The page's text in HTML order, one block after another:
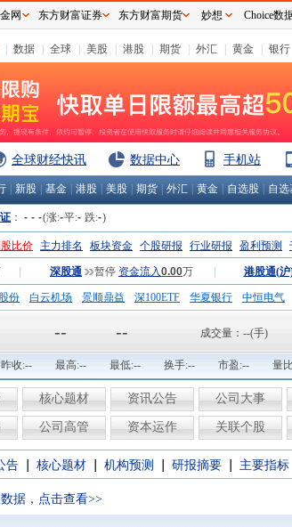
数据 全球 美股 港股 期货 外汇 黄金 银行
全球财经快讯 数据中心 手机站
新股 基金 港股 美股 期货 外汇 黄金 自选股 自选
： - - -(涨:-平:- 跌:-)
比价 主力排名 板块资金 个股研报 行业研报 盈利预测
深股通 暂停 资金流入0.00万 港股通(沪
份 白云机场 景顺鼎益 深100ETF 华夏银行
中恒电气
-- -- 成交量： --(手)
昨收:-- 最高:-- 最低:-- 换手:-- 市盈:-- 量
核心题材 资讯公告 公司大事
公司高管 资本运作 关联个股
告 核心题材 机构预测 研报摘要 主要指标
据，点击查看>>
网 东方财富证券 东方财富期货 妙想 Choice数